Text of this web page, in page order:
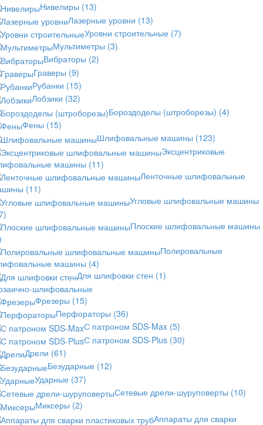
Нивелиры (13)
Лазерные уровни (13)
Уровни строительные (7)
Мультиметры (3)
Вибраторы (2)
Граверы (9)
Рубанки (15)
Лобзики (32)
Бороздоделы (штроборезы) (4)
Фены (15)
Шлифовальные машины (123)
Эксцентриковые
машины (11)
Ленточные шлифовальные
(11)
Угловые шлифовальные машины
Плоские шлифовальные машины
Полировальные
машины (4)
Для шлифовки стен (1)
шлифовальные
Фрезеры (15)
Перфораторы (36)
С патроном SDS-Max (5)
С патроном SDS-Plus (30)
Дрели (61)
Безударные (12)
Ударные (37)
Сетевые дрели-шуруповерты (10)
Миксеры (2)
Аппараты для сварки